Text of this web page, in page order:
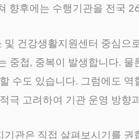
향후에는 수행기관을 전국
및 건강생활지원센터 중심으
중첩, 중복이 발생합니다.
수도 있습니다. 그럼에도
극 고려하여 기관 운영 방향
기관은 직접 살펴보시기를 권